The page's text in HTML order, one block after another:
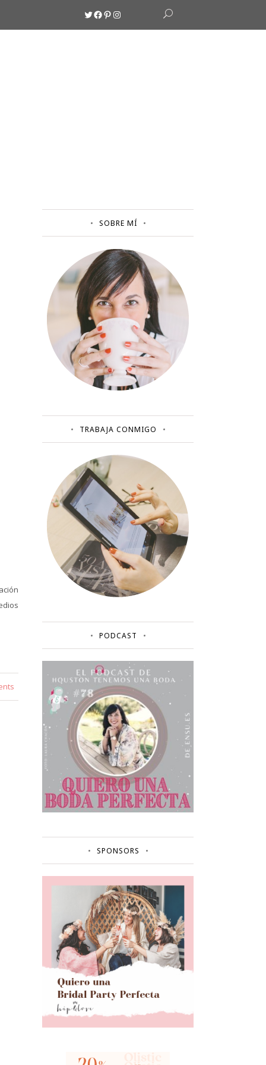
Twitter
Facebook
Pinterest
Instagram
SOBRE MÍ
TRABAJA CONMIGO
PODCAST
SPONSORS